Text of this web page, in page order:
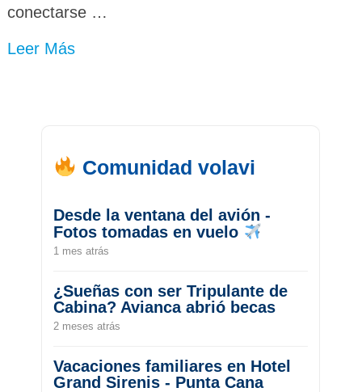
conectarse …
Leer Más
Comunidad volavi
Desde la ventana del avión -
Fotos tomadas en vuelo
1 mes atrás
¿Sueñas con ser Tripulante de
Cabina? Avianca abrió becas
2 meses atrás
Vacaciones familiares en Hotel
Grand Sirenis - Punta Cana